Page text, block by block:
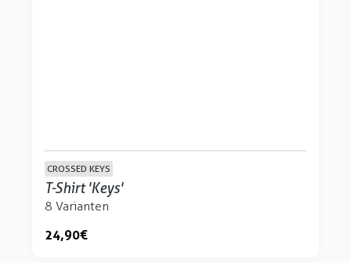
CROSSED KEYS
T-Shirt 'Keys'
8 Varianten
24,90 €